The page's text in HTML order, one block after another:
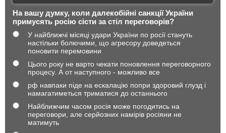
На вашу думку, коли далекобійні санкції України
примусять росію сісти за стіл переговорів?
У найближчі місяці удари України по росії стануть
настільки болючими, що агресору доведеться
поновити перемовини
Цього року не варто чекати поновлення переговорного
процесу. А от наступного - можливо все
рф навпаки піде на ескалацію попри здоровий глузд і
намагатиметься триматися до останнього
Найближчим часом росія може погодитись на
переговори, але серйозних намірів росіяни не
матимуть